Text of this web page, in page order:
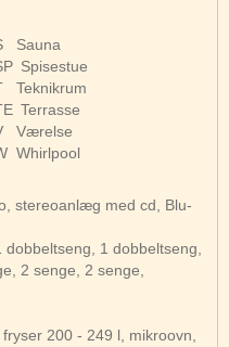
Sauna
Spisestue
Teknikrum
Terrasse
Værelse
Whirlpool
stereoanlæg med cd, Blu-
1 dobbeltseng,
2 senge, 2 senge,
200 - 249 l, mikroovn,